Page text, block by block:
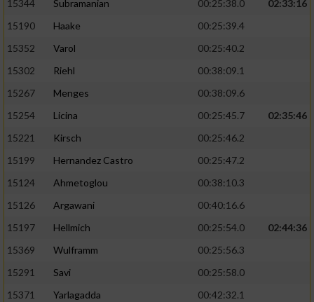
15344 Subramanian 00:25:38.0
02:33:16
15190
Haake
00:25:39.4
15352
Varol
00:25:40.2
15302
Riehl
00:38:09.1
15267
Menges
00:38:09.6
15254
Licina 00:25:45.7
02:35:46
15221
Kirsch
00:25:46.2
15199
Hernandez Castro
00:25:47.2
15124
Ahmetoglou
00:38:10.3
15126
Argawani
00:40:16.6
15197
Hellmich 00:25:54.0
02:44:36
15369
Wulframm
00:25:56.3
15291
Savi
00:25:58.0
15371
Yarlagadda
00:42:32.1